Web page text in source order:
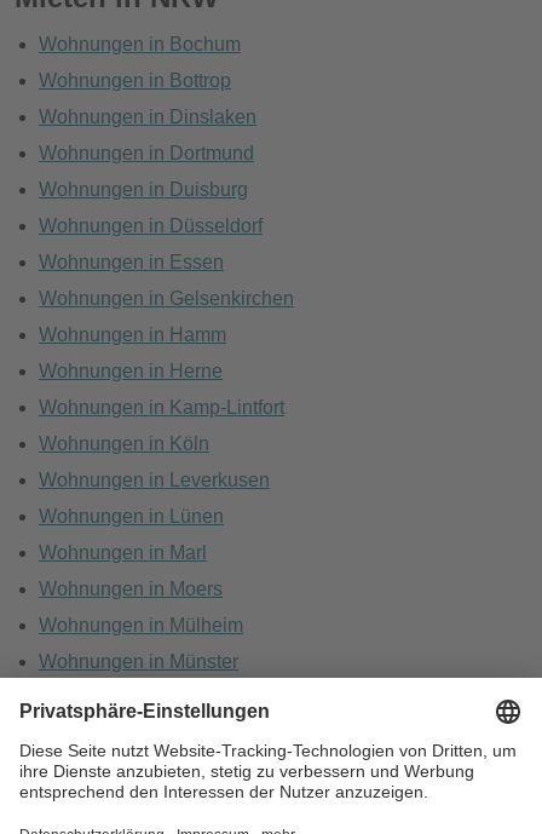
Wohnungen in Bochum
Wohnungen in Bottrop
Wohnungen in Dinslaken
Wohnungen in Dortmund
Wohnungen in Duisburg
Wohnungen in Düsseldorf
Wohnungen in Essen
Wohnungen in Gelsenkirchen
Wohnungen in Hamm
Wohnungen in Herne
Wohnungen in Kamp-Lintfort
Wohnungen in Köln
Wohnungen in Leverkusen
Wohnungen in Lünen
Wohnungen in Marl
Wohnungen in Moers
Wohnungen in Mülheim
Wohnungen in Münster